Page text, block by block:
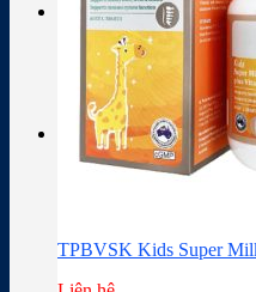
Giỏ hàng
Giỏ hàng
Chưa có sản phẩm trong
TPBVSK Kids Super